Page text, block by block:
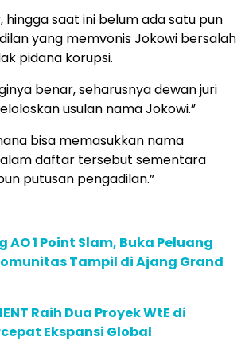
hingga saat ini belum ada satu pun
yang memvonis Jokowi bersalah
pidana korupsi.
benar, seharusnya dewan juri
usulan nama Jokowi.”
bisa memasukkan nama
daftar tersebut sementara
putusan pengadilan.”
AO 1 Point Slam, Buka Peluang
Tampil di Ajang Grand
Raih Dua Proyek WtE di
Ekspansi Global